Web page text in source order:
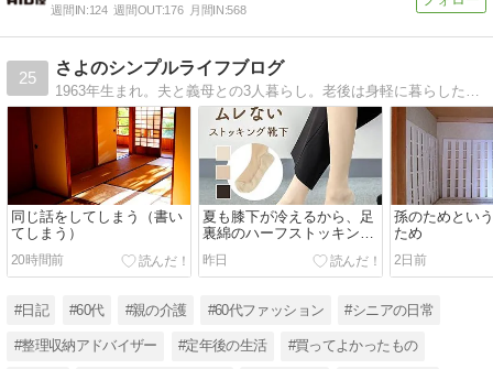
週間IN:124 週間OUT:176 月間IN:568
25
さよのシンプルライフブログ
1963年生まれ。夫と義母との3人暮らし。老後は身軽に暮らしたいと片付けの資格も取りました。素敵な60代を目標に少ない服で楽しむことにも挑戦しています。片付けの書籍を販売中です。
同じ話をしてしまう（書い
てしまう）
20時間前
夏も膝下が冷えるから、足
裏綿のハーフストッキング
を履いています
昨日
孫のためとい
ため
2日前
#日記 #60代 #親の介護 #60代ファッション #シニアの日常
#整理収納アドバイザー #定年後の生活 #買ってよかったもの